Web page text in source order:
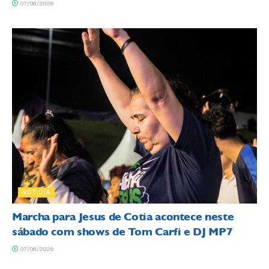
07/08/2026
NOTÍCIA
Marcha para Jesus de Cotia acontece neste
sábado com shows de Tom Carfi e DJ MP7
07/08/2026